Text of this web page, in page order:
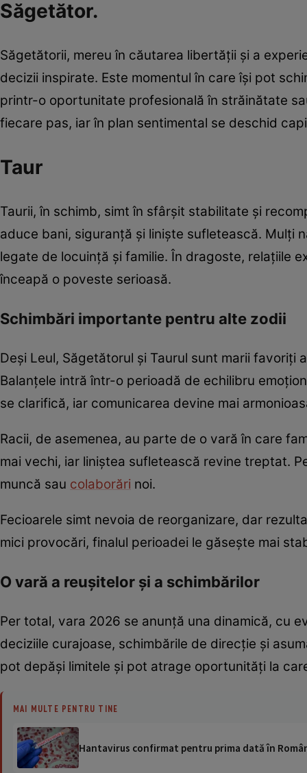
Săgetător.
Săgetătorii, mereu în căutarea libertății și a
decizii inspirate. Este momentul în care își pot
printr-o oportunitate profesională în străinătate
fiecare pas, iar în plan sentimental se deschid
Taur
Taurii, în schimb, simt în sfârșit stabilitate și
aduce bani, siguranță și liniște sufletească. Mulți
legate de locuință și familie. În dragoste, relațiile
înceapă o poveste serioasă.
Schimbări importante pentru alte zodii
Deși Leul, Săgetătorul și Taurul sunt marii
Balanțele intră într-o perioadă de echilibru
se clarifică, iar comunicarea devine mai
Racii, de asemenea, au parte de o vară în care
mai vechi, iar liniștea sufletească revine treptat.
muncă sau colaborări noi.
Fecioarele simt nevoia de reorganizare, dar
mici provocări, finalul perioadei le găsește mai
O vară a reușitelor și a schimbărilor
Per total, vara 2026 se anunță una dinamică, cu
deciziile curajoase, schimbările de direcție și
pot depăși limitele și pot atrage oportunități la
MAI MULTE PENTRU TINE
Hantavirus confirmat pentru prima dată în